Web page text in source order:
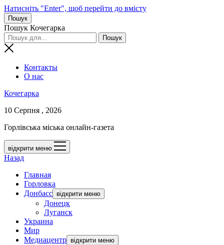
Натисніть "Enter", щоб перейти до вмісту
Пошук
Пошук Кочегарка
Контакты
О нас
Кочегарка
10 Серпня , 2026
Горлівська міська онлайн-газета
відкрити меню
Назад
Главная
Горловка
Донбасс відкрити меню
Донецк
Луганск
Украина
Мир
Медиацентр відкрити меню